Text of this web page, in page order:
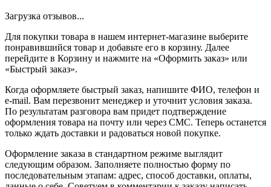
Загрузка отзывов...
Для покупки товара в нашем интернет-магазине выберите
понравившийся товар и добавьте его в корзину. Далее
перейдите в Корзину и нажмите на «Оформить заказ» или
«Быстрый заказ».
Когда оформляете быстрый заказ, напишите ФИО, телефон и
e-mail. Вам перезвонит менеджер и уточнит условия заказа.
По результатам разговора вам придет подтверждение
оформления товара на почту или через СМС. Теперь останется
только ждать доставки и радоваться новой покупке.
Оформление заказа в стандартном режиме выглядит
следующим образом. Заполняете полностью форму по
последовательным этапам: адрес, способ доставки, оплаты,